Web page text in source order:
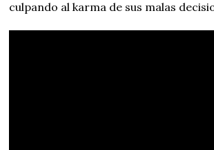
culpando al karma de sus malas